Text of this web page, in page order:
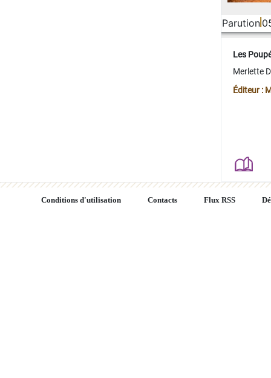
Parution
Les
Merlette
Éditeur :
Conditions d'utilisation Contacts Flux RSS